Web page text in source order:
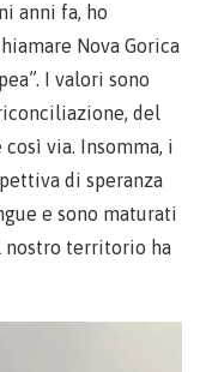
anni fa, ho
Nova Gorica
I valori sono
del
via. Insomma, i
di speranza
e sono maturati
nostro territorio ha